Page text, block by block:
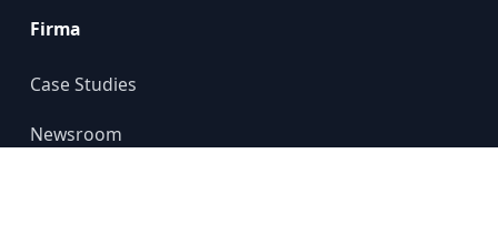
Firma
Case Studies
Newsroom